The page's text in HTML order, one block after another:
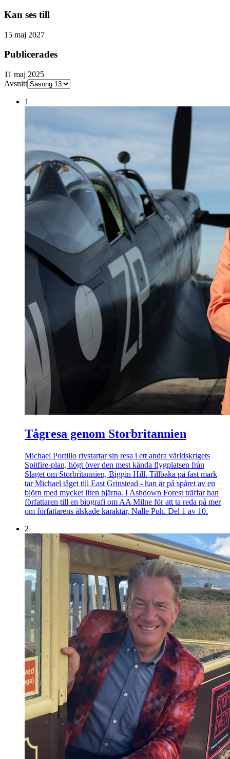
Kan ses till
15 maj 2027
Publicerades
11 maj 2025
Avsnitt
1
Tågresa genom Storbritannien
Michael Portillo rivstartar sin resa i ett andra världskrigets
Spitfire-plan, högt över den mest kända flygplatsen från
Slaget om Storbritannien, Biggin Hill. Tillbaka på fast mark
tar Michael tåget till East Grinstead - han är på spåret av en
björn med mycket liten hjärna. I Ashdown Forest träffar han
författaren till en biografi om AA Milne för att ta reda på mer
om författarens älskade karaktär, Nalle Puh. Del 1 av 10.
2